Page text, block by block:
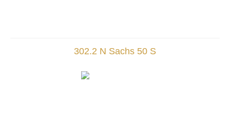
302.2 N Sachs 50 S